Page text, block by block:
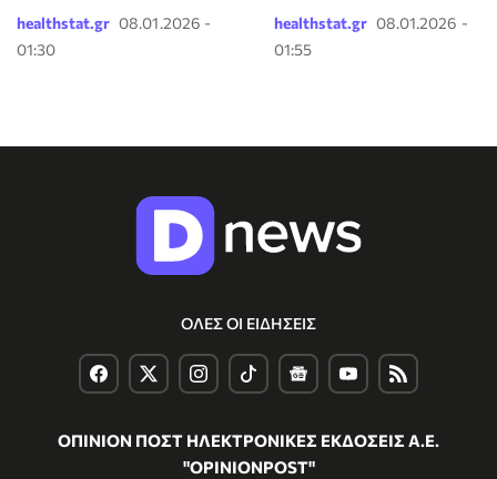
healthstat.gr 08.01.2026 -
01:30
healthstat.gr 08.01.2026 -
01:55
ΟΛΕΣ ΟΙ ΕΙΔΗΣΕΙΣ
ΟΠΙΝΙΟΝ ΠΟΣΤ ΗΛΕΚΤΡΟΝΙΚΕΣ ΕΚΔΟΣΕΙΣ Α.Ε.
"OPINIONPOST"